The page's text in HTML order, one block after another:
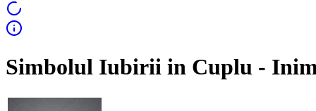
Simbolul Iubirii in Cuplu -